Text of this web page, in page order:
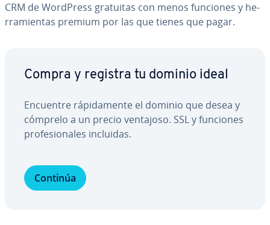
CRM de WordPress gratuitas con menos funciones y he­
rra­mie­n­tas premium por las que tienes que pagar.
Compra y registra tu dominio ideal
Encuentre rá­pi­da­me­n­te el dominio que desea y
cómprelo a un precio ventajoso. SSL y funciones
pro­fe­sio­na­les incluidas.
Continúa